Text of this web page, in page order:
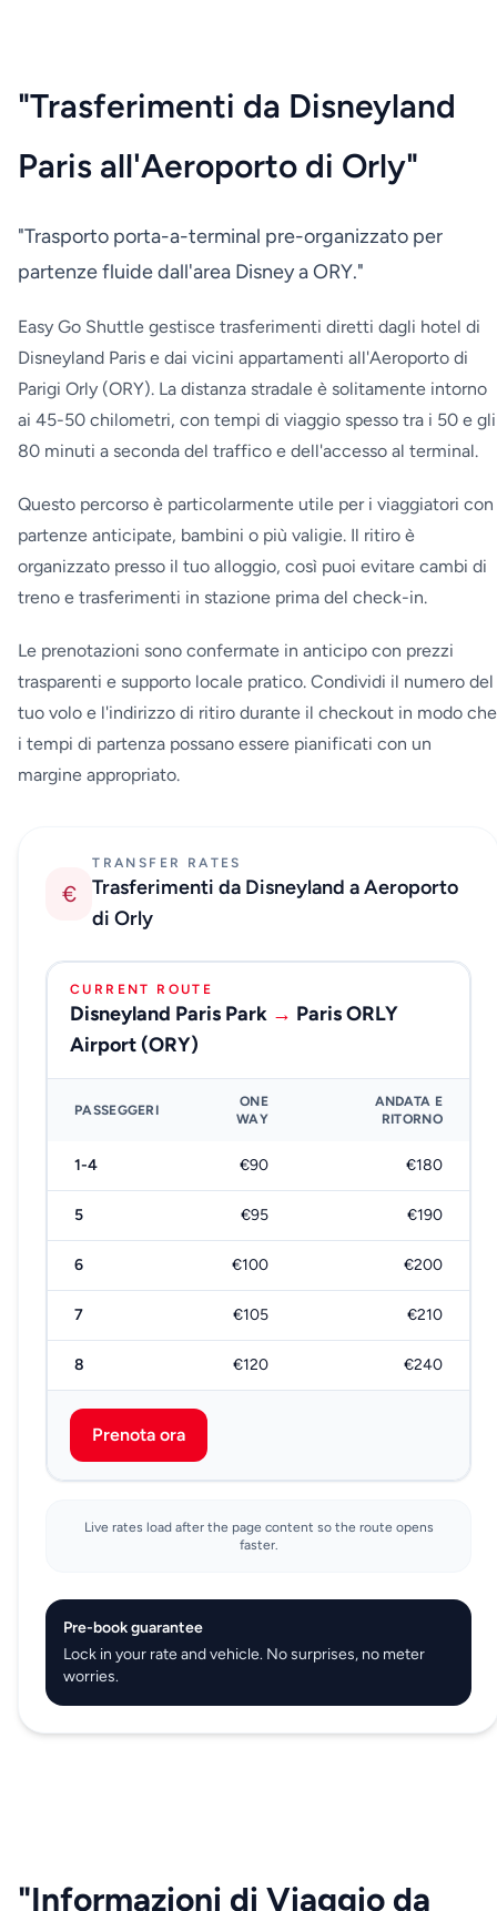
"Trasferimenti da Disneyland
Paris all'Aeroporto di Orly"
"Trasporto porta-a-terminal pre-organizzato per
partenze fluide dall'area Disney a ORY."
Easy Go Shuttle gestisce trasferimenti diretti dagli hotel di
Disneyland Paris e dai vicini appartamenti all'Aeroporto di
Parigi Orly (ORY). La distanza stradale è solitamente intorno
ai 45-50 chilometri, con tempi di viaggio spesso tra i 50 e gli
80 minuti a seconda del traffico e dell'accesso al terminal.
Questo percorso è particolarmente utile per i viaggiatori con
partenze anticipate, bambini o più valigie. Il ritiro è
organizzato presso il tuo alloggio, così puoi evitare cambi di
treno e trasferimenti in stazione prima del check-in.
Le prenotazioni sono confermate in anticipo con prezzi
trasparenti e supporto locale pratico. Condividi il numero del
tuo volo e l'indirizzo di ritiro durante il checkout in modo che
i tempi di partenza possano essere pianificati con un
margine appropriato.
€
TRANSFER RATES
Trasferimenti da Disneyland a Aeroporto
di Orly
CURRENT ROUTE
Disneyland Paris Park → Paris ORLY
Airport (ORY)
PASSEGGERI
ONE
WAY
ANDATA E
RITORNO
1-4 €90 €180
5 €95 €190
6 €100 €200
7 €105 €210
8 €120 €240
Prenota ora
Live rates load after the page content so the route opens
faster.
Pre-book guarantee
Lock in your rate and vehicle. No surprises, no meter
worries.
"Informazioni di Viaggio da